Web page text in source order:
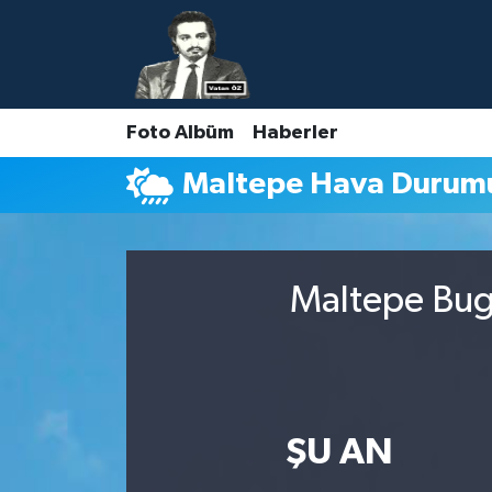
Foto Albüm Haberler
Maltepe Hava
Maltepe
ŞU AN
Nöbetçi Eczaneler
Hava Durumu
Namaz Vakitleri
Trafik Durumu
Süper Lig Puan Durumu ve Fikstür